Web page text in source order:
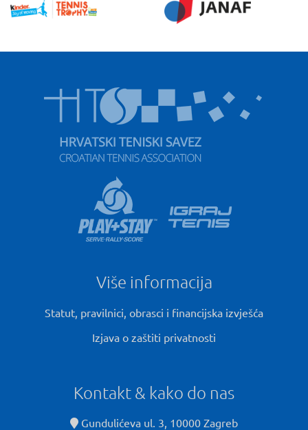
Više informacija
Statut, pravilnici, obrasci i financijska izvješća
Izjava o zaštiti privatnosti
Kontakt & kako do nas
Gundulićeva ul. 3, 10000 Zagreb